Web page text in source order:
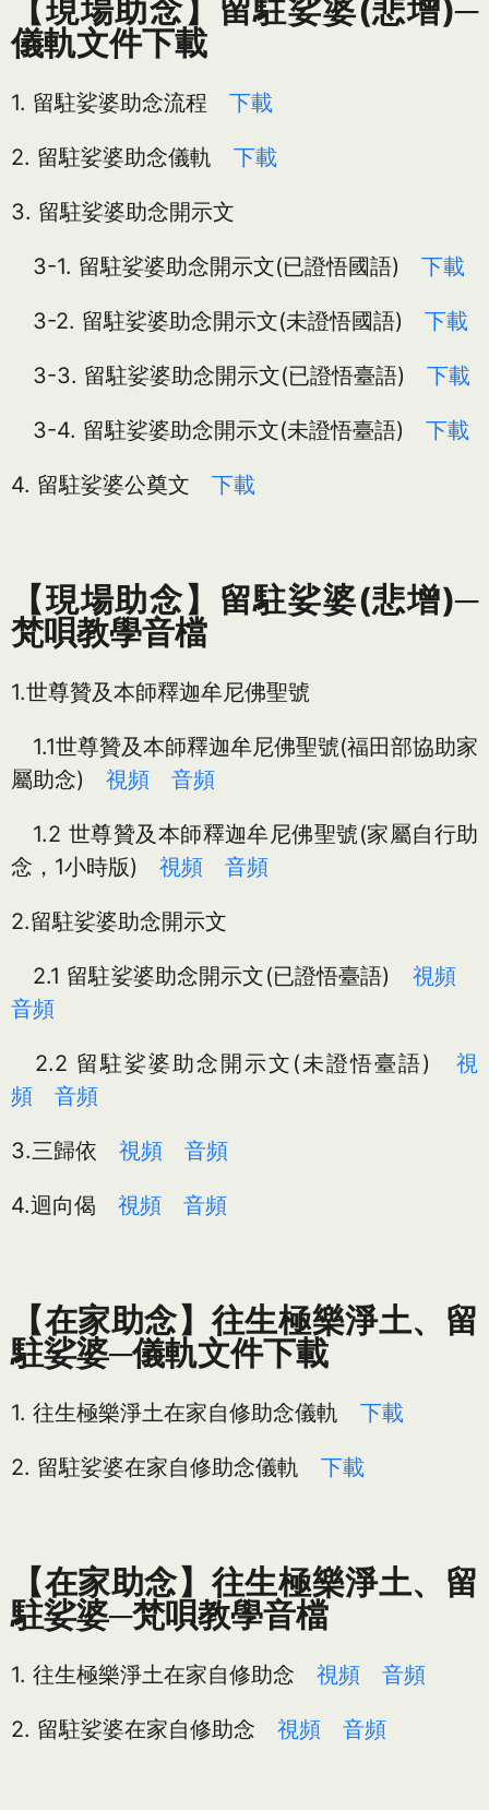
【現場助念】留駐娑婆(悲增)─
儀軌文件下載
1. 留駐娑婆助念流程 下載
2. 留駐娑婆助念儀軌 下載
3. 留駐娑婆助念開示文
3-1. 留駐娑婆助念開示文(已證悟國語) 下載
3-2. 留駐娑婆助念開示文(未證悟國語) 下載
3-3. 留駐娑婆助念開示文(已證悟臺語) 下載
3-4. 留駐娑婆助念開示文(未證悟臺語) 下載
4. 留駐娑婆公奠文 下載
【現場助念】留駐娑婆(悲增)─
梵唄教學音檔
1.世尊贊及本師釋迦牟尼佛聖號
1.1世尊贊及本師釋迦牟尼佛聖號(福田部協助家
屬助念) 視頻 音頻
1.2 世尊贊及本師釋迦牟尼佛聖號(家屬自行助
念，1小時版) 視頻 音頻
2.留駐娑婆助念開示文
2.1 留駐娑婆助念開示文(已證悟臺語) 視頻
音頻
2.2 留駐娑婆助念開示文(未證悟臺語) 視
頻
音頻
3.三歸依 視頻 音頻
4.迴向偈 視頻 音頻
【在家助念】往生極樂淨土、留
駐娑婆─儀軌文件下載
1. 往生極樂淨土在家自修助念儀軌 下載
2. 留駐娑婆在家自修助念儀軌 下載
【在家助念】往生極樂淨土、留
駐娑婆─梵唄教學音檔
1. 往生極樂淨土在家自修助念 視頻 音頻
2. 留駐娑婆在家自修助念 視頻 音頻